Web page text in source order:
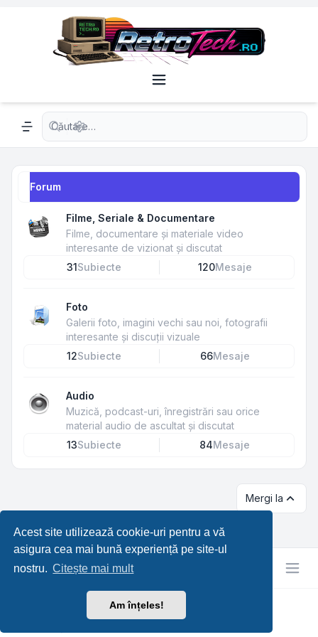
Acest site utilizează cookie-uri pentru a vă
asigura cea mai bună experiență pe site-ul
nostru. Citește mai mult
Am înțeles!
Navigation menu
Căutare avansată
Forum
Filme, Seriale & Documentare
Filme, documentare și materiale video
interesante de vizionat și discutat
31Subiecte 120Mesaje
Foto
Galerii foto, imagini vechi sau noi, fotografii
interesante și discuții vizuale
12Subiecte 66Mesaje
Audio
Muzică, podcast-uri, înregistrări sau orice
material audio de ascultat și discutat
13Subiecte 84Mesaje
Mergi la